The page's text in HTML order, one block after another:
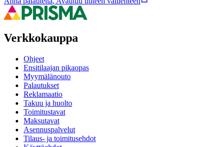
Verkkokauppa
Ohjeet
Ensitilaajan pikaopas
Myymälänouto
Palautukset
Reklamaatio
Takuu ja huolto
Toimitustavat
Maksutavat
Asennuspalvelut
Tilaus- ja toimitusehdot